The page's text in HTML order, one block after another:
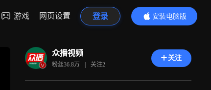
游戏 网页设置 登录
安装电脑版
内容更精彩
众播视频
粉丝36.8万 | 关注2
关注